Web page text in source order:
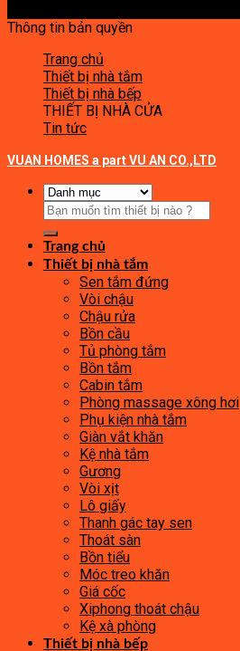
Thông tin bản quyền
Trang chủ
Thiết bị nhà tắm
Thiết bị nhà bếp
THIẾT BỊ NHÀ CỬA
Tin tức
VUAN HOMES a part VU AN CO.,LTD
Tìm
kiếm:
Trang chủ
Thiết bị nhà tắm
Sen tắm đứng
Vòi chậu
Chậu rửa
Bồn cầu
Tủ phòng tắm
Bồn tắm
Cabin tắm
Phòng massage xông hơi
Phụ kiện nhà tắm
Giàn vắt khăn
Kệ nhà tắm
Gương
Vòi xịt
Lô giấy
Thanh gác tay sen
Thoát sàn
Bồn tiểu
Móc treo khăn
Giá cốc
Xiphong thoát chậu
Kệ xà phòng
Thiết bị nhà bếp